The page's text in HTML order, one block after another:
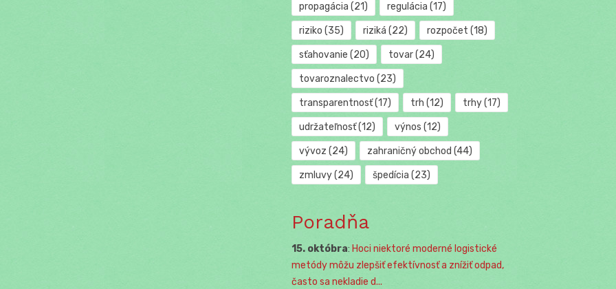
propagácia (21) regulácia (17)
riziko (35) riziká (22) rozpočet (18)
sťahovanie (20) tovar(24)
tovaroznalectvo (23)
transparentnosť(17) trh (12) trhy(17)
udržateľnosť(12) výnos (12)
vývoz (24) zahraničný obchod (44)
zmluvy(24) špedícia (23)
Poradňa
15. októbra: Hoci niektoré moderné logistické
metódy môžu zlepšiť efektívnosť a znížiť odpad,
často sa nekladie d...